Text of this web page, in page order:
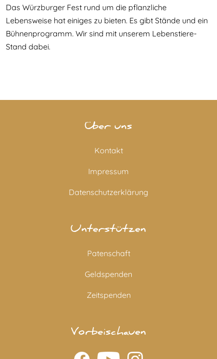
Das Würzburger Fest rund um die pflanzliche
Lebensweise hat einiges zu bieten. Es gibt Stände und ein
Bühnenprogramm. Wir sind mit unserem Lebenstiere-
Stand dabei.
Über uns
Kontakt
Impressum
Datenschutzerklärung
Unterstützen
Patenschaft
Geldspenden
Zeitspenden
Vorbeischauen